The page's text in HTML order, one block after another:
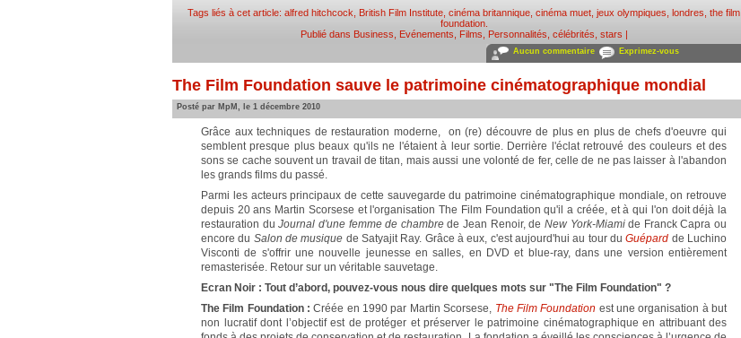
Tags liés à cet article: alfred hitchcock British Film Institute cinéma britannique cinéma muet jeux olympiques londres the film
foundation.
Publié dans Business Evénements Films Personnalités, célébrités, stars |
Aucun commentaire Exprimez-vous
The Film Foundation sauve le patrimoine cinématographique mondial
Posté par MpM, le 1 décembre 2010
Grâce aux techniques de restauration moderne, on (re) découvre de plus en plus de chefs d'oeuvre qui
semblent presque plus beaux qu'ils ne l'étaient à leur sortie. Derrière l'éclat retrouvé des couleurs et des
sons se cache souvent un travail de titan, mais aussi une volonté de fer, celle de ne pas laisser à l'abandon
les grands films du passé.
Parmi les acteurs principaux de cette sauvegarde du patrimoine cinématographique mondiale, on retrouve
depuis 20 ans Martin Scorsese et l'organisation The Film Foundation qu'il a créée, et à qui l'on doit déjà la
restauration duJournal d'une femme de chambrede Jean Renoir, de New York-Miamide Franck Capra ou
encore du Salon de musique de Satyajit Ray. Grâce à eux, c'est aujourd'hui au tour duGuépard de Luchino
Visconti de s'offrir une nouvelle jeunesse en salles, en DVD et blue-ray, dans une version entièrement
remasterisée. Retour sur un véritable sauvetage.
Ecran Noir : Tout d’abord, pouvez-vous nous dire quelques mots sur "The Film Foundation" ?
The Film Foundation :Créée en 1990 par Martin Scorsese, The Film Foundation est une organisation à but
non lucratif dont l’objectif est de protéger et préserver le patrimoine cinématographique en attribuant des